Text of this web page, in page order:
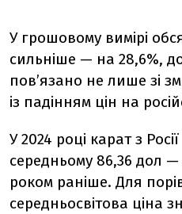
У грошовому вимірі
сильніше — на 28,6%,
пов’язано не лише зі
із падінням цін на
У 2024 році карат з
середньому 86,36 дол
роком раніше. Для
середньосвітова ціна